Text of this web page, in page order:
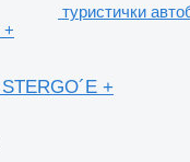
туристички
+
+